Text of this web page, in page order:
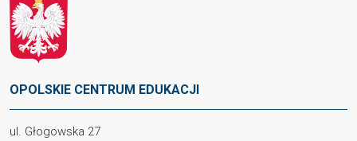
OPOLSKIE CENTRUM EDUKACJI
ul. Głogowska 27